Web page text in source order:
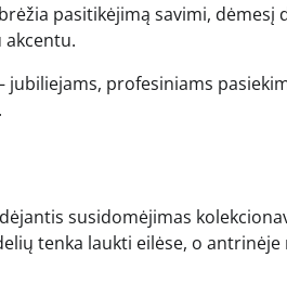
pasitikėjimą savimi, dėmesį
profesiniams
susidomėjimas
tenka laukti eilėse, o antrinėje